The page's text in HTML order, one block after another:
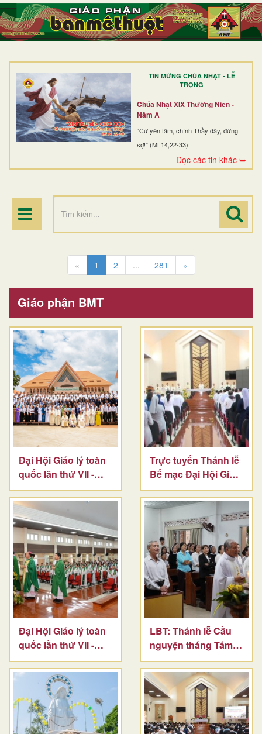
TIN MỪNG CHÚA NHẬT - LỄ
TRỌNG
Chúa Nhật XIX Thường Niên -
Năm A
“Cứ yên tâm, chính Thầy đây, đừng
sợ!” (Mt 14,22-33)
Đọc các tin khác ➥
TRANG NHẤT
GIỚI THIỆU
DÒNG TU
BAN MỤC VỤ
ĐOÀN THỂ CG
ĐIỂM HÀNH HƯƠNG
« 1 2 ... 281 »
Giáo phận BMT
Đại Hội Giáo lý toàn
quốc lần thứ VII -
Ngày cuối
Trực tuyến Thánh lễ
Bế mạc Đại Hội Giáo
Lý
Đại Hội Giáo lý toàn
quốc lần thứ VII -
Ngày thứ 3
LBT: Thánh lễ Cầu
nguyện tháng Tám
2026